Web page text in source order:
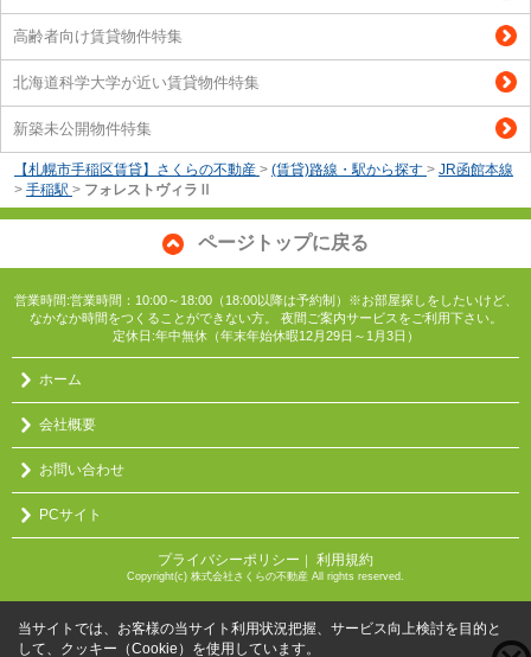
高齢者向け賃貸物件特集
北海道科学大学が近い賃貸物件特集
新築未公開物件特集
【札幌市手稲区賃貸】さくらの不動産 > (賃貸)路線・駅から探す > JR函館本線
> 手稲駅 > フォレストヴィラⅡ
ページトップに戻る
営業時間:営業時間：10:00～18:00（18:00以降は予約制）※お部屋探しをしたいけど、
なかなか時間をつくることができない方。 夜間ご案内サービスをご利用下さい。
定休日:年中無休（年末年始休暇12月29日～1月3日）
ホーム
会社概要
お問い合わせ
PCサイト
プライバシーポリシー ｜ 利用規約
Copyright(c) 株式会社さくらの不動産 All rights reserved.
当サイトでは、お客様の当サイト利用状況把握、サービス向上検討を目的と
して、クッキー（Cookie）を使用しています。